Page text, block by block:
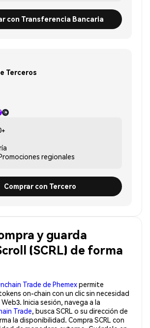
con Transferencia Bancaria
Terceros
regionales
Comprar con Tercero
y guarda
(SCRL) de forma
Trade de Phemexpermite
on-chain con un clic sin necesidad
Inicia sesión, navega a la
Trade, busca SCRL o su dirección de
la disponibilidad. Compra SCRL con